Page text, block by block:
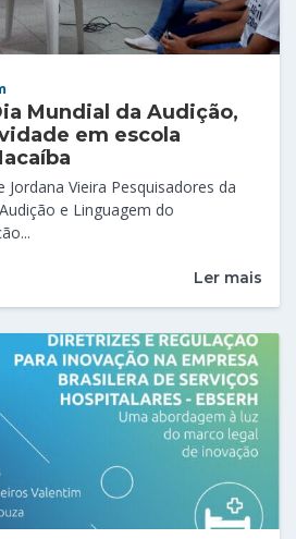
Mundial da Audição,
em escola
Jordana Vieira Pesquisadores da
e Linguagem do
Ler mais